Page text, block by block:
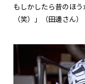
もしかしたら昔のほ
（笑）」（田邊さん）